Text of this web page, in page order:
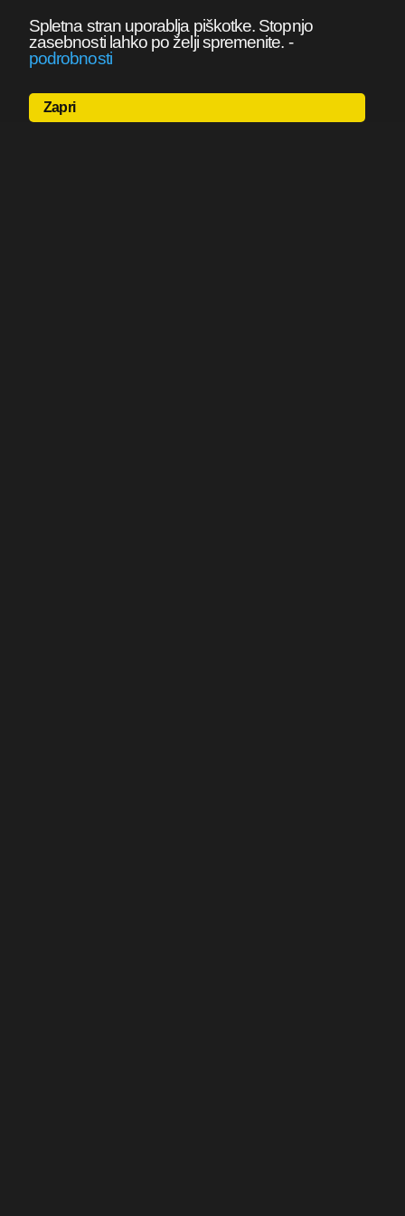
Spletna stran uporablja piškotke. Stopnjo
zasebnosti lahko po želji spremenite. -
podrobnosti
Zapri